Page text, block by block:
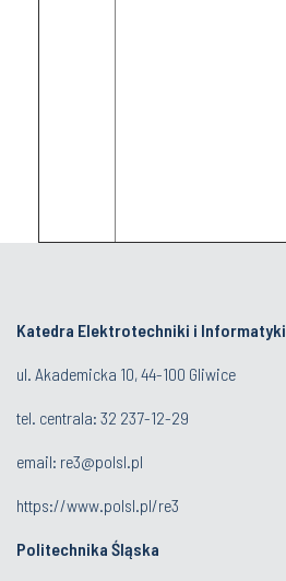
Katedra Elektrotechniki i Informatyki
ul. Akademicka 10, 44-100 Gliwice
tel. centrala: 32 237-12-29
email: re3@polsl.pl
https://www.polsl.pl/re3
Politechnika Śląska